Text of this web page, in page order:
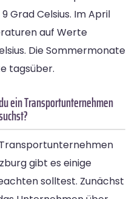
Grad Celsius. Im April
auf Werte
Die Sommermonate
tagsüber.
ein Transportunternehmen
gibt es einige
solltest. Zunächst